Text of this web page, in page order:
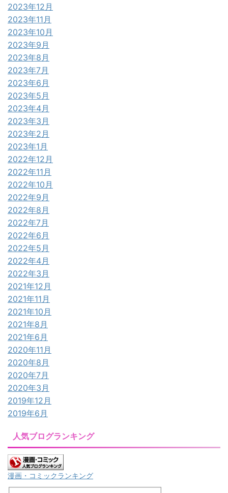
2023年12月
2023年11月
2023年10月
2023年9月
2023年8月
2023年7月
2023年6月
2023年5月
2023年4月
2023年3月
2023年2月
2023年1月
2022年12月
2022年11月
2022年10月
2022年9月
2022年8月
2022年7月
2022年6月
2022年5月
2022年4月
2022年3月
2021年12月
2021年11月
2021年10月
2021年8月
2021年6月
2020年11月
2020年8月
2020年7月
2020年3月
2019年12月
2019年6月
人気ブログランキング
漫画・コミックランキング